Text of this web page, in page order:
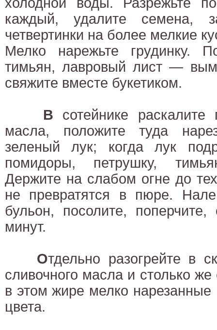
каждый, удалите семена,
четвертинки на более мелкие
Мелко нарежьте грудинку.
тимьян, лавровый лист —
свяжите вместе букетиком.
В сотейнике раскалите
масла, положите туда
зеленый лук; когда лук
помидоры, петрушку,
Держите на слабом огне до
не превратятся в пюре.
бульон, посолите,
минут.
Отдельно разогрейте в
сливочного масла и столько же
в этом жире мелко нарезанные
цвета.